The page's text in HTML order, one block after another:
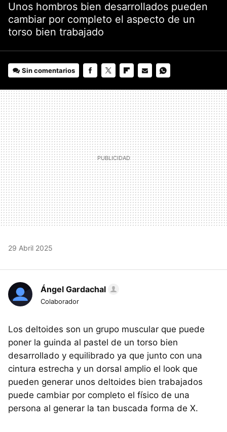
Unos hombros bien desarrollados pueden
cambiar por completo el aspecto de un
torso bien trabajado
Sin comentarios
MAIL
29 Abril 2025
Ángel Gardachal
Colaborador
Los deltoides son un grupo muscular que puede
poner la guinda al pastel de un torso bien
desarrollado y equilibrado ya que junto con una
cintura estrecha y un dorsal amplio el look que
pueden generar unos deltoides bien trabajados
puede cambiar por completo el físico de una
persona al generar la tan buscada forma de X.